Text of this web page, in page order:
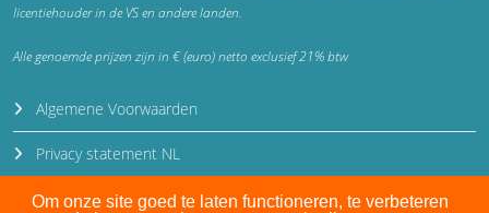
Om onze site goed te laten functioneren, te verbeteren
licentiehouder in de VS en andere landen.
Alle genoemde prijzen zijn in € (euro) netto exclusief 21% btw
Algemene Voorwaarden
Privacy statement NL
Privacy statement EN